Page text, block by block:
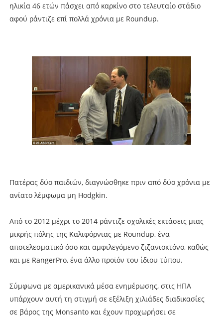
ηλικία 46 ετών πάσχει από καρκίνο στο τελευταίο στάδιο
αφού ράντιζε επί πολλά χρόνια με Roundup.
Πατέρας δύο παιδιών, διαγνώσθηκε πριν από δύο χρόνια με
ανίατο λέμφωμα μη Hodgkin.
Από το 2012 μέχρι το 2014 ράντιζε σχολικές εκτάσεις μιας
μικρής πόλης της Καλιφόρνιας με Roundup, ένα
αποτελεσματικό όσο και αμφιλεγόμενο ζιζανιοκτόνο, καθώς
και με RangerPro, ένα άλλο προϊόν του ίδιου τύπου.
Σύμφωνα με αμερικανικά μέσα ενημέρωσης, στις ΗΠΑ
υπάρχουν αυτή τη στιγμή σε εξέλιξη χιλιάδες διαδικασίες
σε βάρος της Monsanto και έχουν προχωρήσει σε